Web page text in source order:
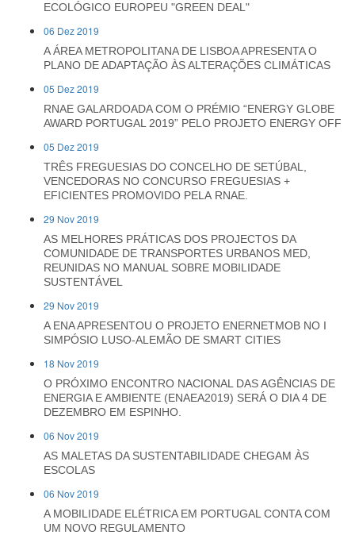
ECOLÓGICO EUROPEU "GREEN DEAL"
06 Dez 2019
A ÁREA METROPOLITANA DE LISBOA APRESENTA O
PLANO DE ADAPTAÇÃO ÀS ALTERAÇÕES CLIMÁTICAS
05 Dez 2019
RNAE GALARDOADA COM O PRÉMIO “ENERGY GLOBE
AWARD PORTUGAL 2019” PELO PROJETO ENERGY OFF
05 Dez 2019
TRÊS FREGUESIAS DO CONCELHO DE SETÚBAL,
VENCEDORAS NO CONCURSO FREGUESIAS +
EFICIENTES PROMOVIDO PELA RNAE.
29 Nov 2019
AS MELHORES PRÁTICAS DOS PROJECTOS DA
COMUNIDADE DE TRANSPORTES URBANOS MED,
REUNIDAS NO MANUAL SOBRE MOBILIDADE
SUSTENTÁVEL
29 Nov 2019
A ENA APRESENTOU O PROJETO ENERNETMOB NO I
SIMPÓSIO LUSO-ALEMÃO DE SMART CITIES
18 Nov 2019
O PRÓXIMO ENCONTRO NACIONAL DAS AGÊNCIAS DE
ENERGIA E AMBIENTE (ENAEA2019) SERÁ O DIA 4 DE
DEZEMBRO EM ESPINHO.
06 Nov 2019
AS MALETAS DA SUSTENTABILIDADE CHEGAM ÀS
ESCOLAS
06 Nov 2019
A MOBILIDADE ELÉTRICA EM PORTUGAL CONTA COM
UM NOVO REGULAMENTO